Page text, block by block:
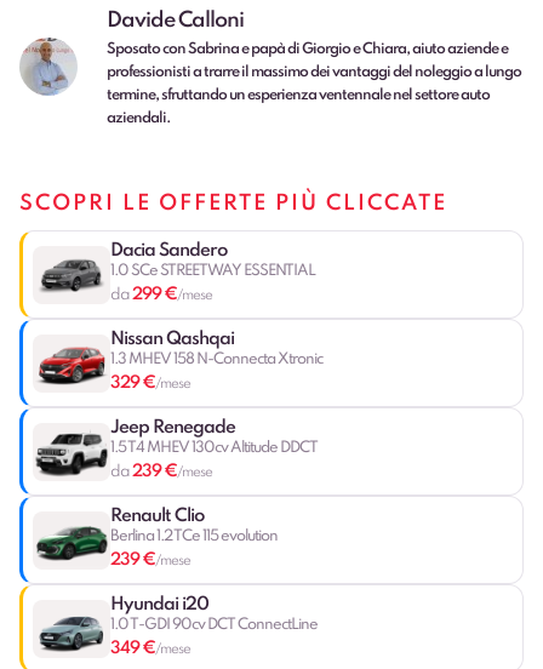
Davide Calloni
Sposato con Sabrina e papà di Giorgio e Chiara, aiuto aziende e
professionisti a trarre il massimo dei vantaggi del noleggio a lungo
termine, sfruttando un esperienza ventennale nel settore auto
aziendali.
SCOPRI LE OFFERTE PIÙ CLICCATE
Dacia Sandero
1.0 SCe STREETWAY ESSENTIAL
da299 €/mese
Nissan Qashqai
1.3 MHEV 158 N-Connecta Xtronic
329 €/mese
Jeep Renegade
1.5 T4 MHEV 130cv Altitude DDCT
da239 €/mese
Renault Clio
Berlina 1.2 TCe 115 evolution
239 €/mese
Hyundai i20
1.0 T-GDI 90cv DCT ConnectLine
349 €/mese